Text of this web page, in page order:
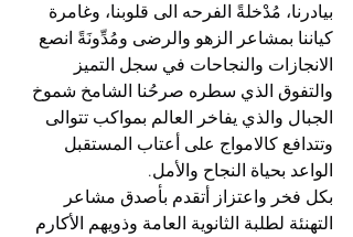
بيادرنا، مُدْخلةً الفرحه الى قلوبنا، وغامرة
كياننا بمشاعر الزهو والرضى ومُدِّونَةً انصع
الانجازات والنجاحات في سجل التميز
والتفوق الذي سطره صرحُنا الشامخ شموخ
الجبال والذي يفاخر العالم بمواكب تتوالى
وتتدافع كالامواج على أعتاب المستقبل
الواعد بحياة النجاح والأمل.
بكل فخر واعتزاز أتقدم بأصدق مشاعر
التهنئة لطلبة الثانوية العامة وذويهم الأكارم